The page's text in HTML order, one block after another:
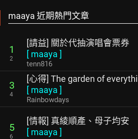
maaya 近期熱門文章
1
2
[請益] 關於代抽演唱會票券
[ maaya ]
tenn816
3
4
[心得] The garden of
[ maaya ]
Rainbowdays
5
6
[情報] 真綾順產、母子均安
[ maaya ]